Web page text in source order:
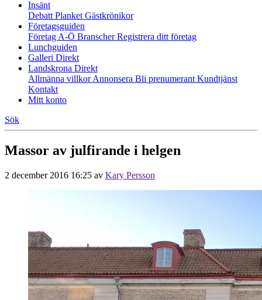
Insänt
Debatt Planket Gästkrönikor
Företagsguiden
Företag A-Ö BranscherRegistrera ditt företag
Lunchguiden
Galleri Direkt
Landskrona Direkt
Allmänna villkorAnnonsera Bli prenumerant Kundtjänst
Kontakt
Mitt konto
Sök
Massor av julfirande i helgen
2 december 2016 16:25 av Kary Persson